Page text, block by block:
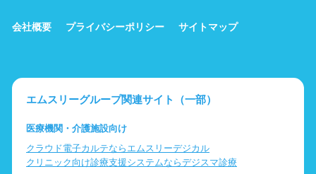
会社概要 プライバシーポリシー サイトマップ
エムスリーグループ関連サイト（一部）
医療機関・介護施設向け
クラウド電子カルテならエムスリーデジカル
クリニック向け診療支援システムならデジスマ診療